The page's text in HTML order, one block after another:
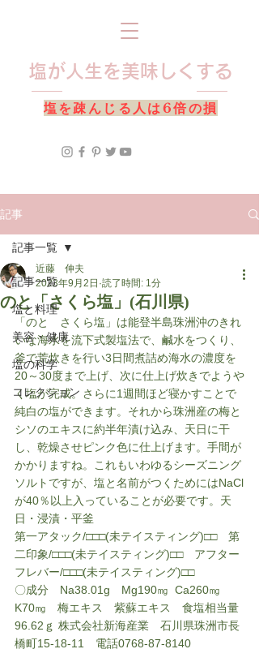
​塩を疎んじる人は6倍の損
​塩が人生を美味しくする
記事
記事一覧
塩と料理
美容・健康
塩の科学
コレクション
記事一覧
のと「さくら塩」(石川県)
近藤 伸夫
2023年9月2日 読了時間: 1分
「のと　さくら塩」は能登半島珠洲沖のきれ
いな海水を流下式製塩法で、鹹水をつくり、
釜で荒炊きを行い3日間煮詰め海水の濃度を
20～30度まで上げ、次に仕上げ炊きでようや
く塩が完成。さらに1週間ほど寝かすことで
純白の塩ができます。それから珠洲産の梅と
シソのエキスに約半年漬け込み、天日に干
し、乾燥させピンク色に仕上げます。手間が
かかりますね。これもいわゆるシーズニング
ソルトですが、塩と名前がつくためにはNaCl
が40％以上入っていることが必要です。天
日・浸漬・平釜
第一アタック/□□□(未テイスティング)□□　第
二印象/□□□(未テイスティング)□□　アフター
フレバー/□□□(未テイスティング)□□
〇成分　Na38.01g　Mg190㎎  Ca260㎎
K70㎎　梅エキス　紫蘇エキス　食塩相当量
96.62ｇ 株式会社新海産業　石川県珠洲市長
橋町15-18-11　電話0768-87-8140